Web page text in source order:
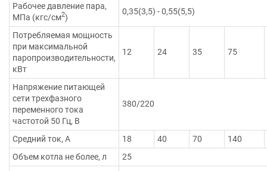
Рабочее давление пара,
МПа (кгс/см2)
0,35(3,5) - 0,55(5,5)
Потребляемая мощность
при максимальной
паропроизводительности,
кВт
12 24 35 75
Напряжение питающей
сети трехфазного
переменного тока
частотой 50 Гц, В
380/220
Средний ток, А 18 40 70
140
Объем котла не более, л
25